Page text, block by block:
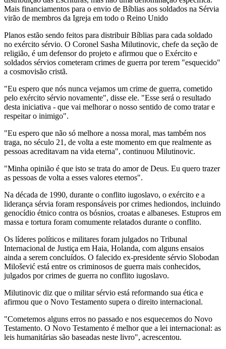
Mais financiamentos para o envio de Bíblias aos soldados na Sérvia
virão de membros da Igreja em todo o Reino Unido
Planos estão sendo feitos para distribuir Bíblias para cada soldado
no exército sérvio. O Coronel Sasha Milutinovic, chefe da seção de
religião, é um defensor do projeto e afirmou que o Exército e
soldados sérvios cometeram crimes de guerra por terem "esquecido"
a cosmovisão cristã.
"Eu espero que nós nunca vejamos um crime de guerra, cometido
pelo exército sérvio novamente", disse ele. "Esse será o resultado
desta iniciativa - que vai melhorar o nosso sentido de como tratar e
respeitar o inimigo".
"Eu espero que não só melhore a nossa moral, mas também nos
traga, no século 21, de volta a este momento em que realmente as
pessoas acreditavam na vida eterna", continuou Milutinovic.
"Minha opinião é que isto se trata do amor de Deus. Eu quero trazer
as pessoas de volta a esses valores eternos".
Na década de 1990, durante o conflito iugoslavo, o exército e a
liderança sérvia foram responsáveis ​​por crimes hediondos, incluindo
genocídio étnico contra os bósnios, croatas e albaneses. Estupros em
massa e tortura foram comumente relatados durante o conflito.
Os líderes políticos e militares foram julgados no Tribunal
Internacional de Justiça em Haia, Holanda, com alguns ensaios
ainda a serem concluídos. O falecido ex-presidente sérvio Slobodan
Milošević está entre os criminosos de guerra mais conhecidos,
julgados por crimes de guerra no conflito iugoslavo.
Milutinovic diz que o militar sérvio está reformando sua ética e
afirmou que o Novo Testamento supera o direito internacional.
"Cometemos alguns erros no passado e nos esquecemos do Novo
Testamento. O Novo Testamento é melhor que a lei internacional: as
leis humanitárias são baseadas neste livro", acrescentou.